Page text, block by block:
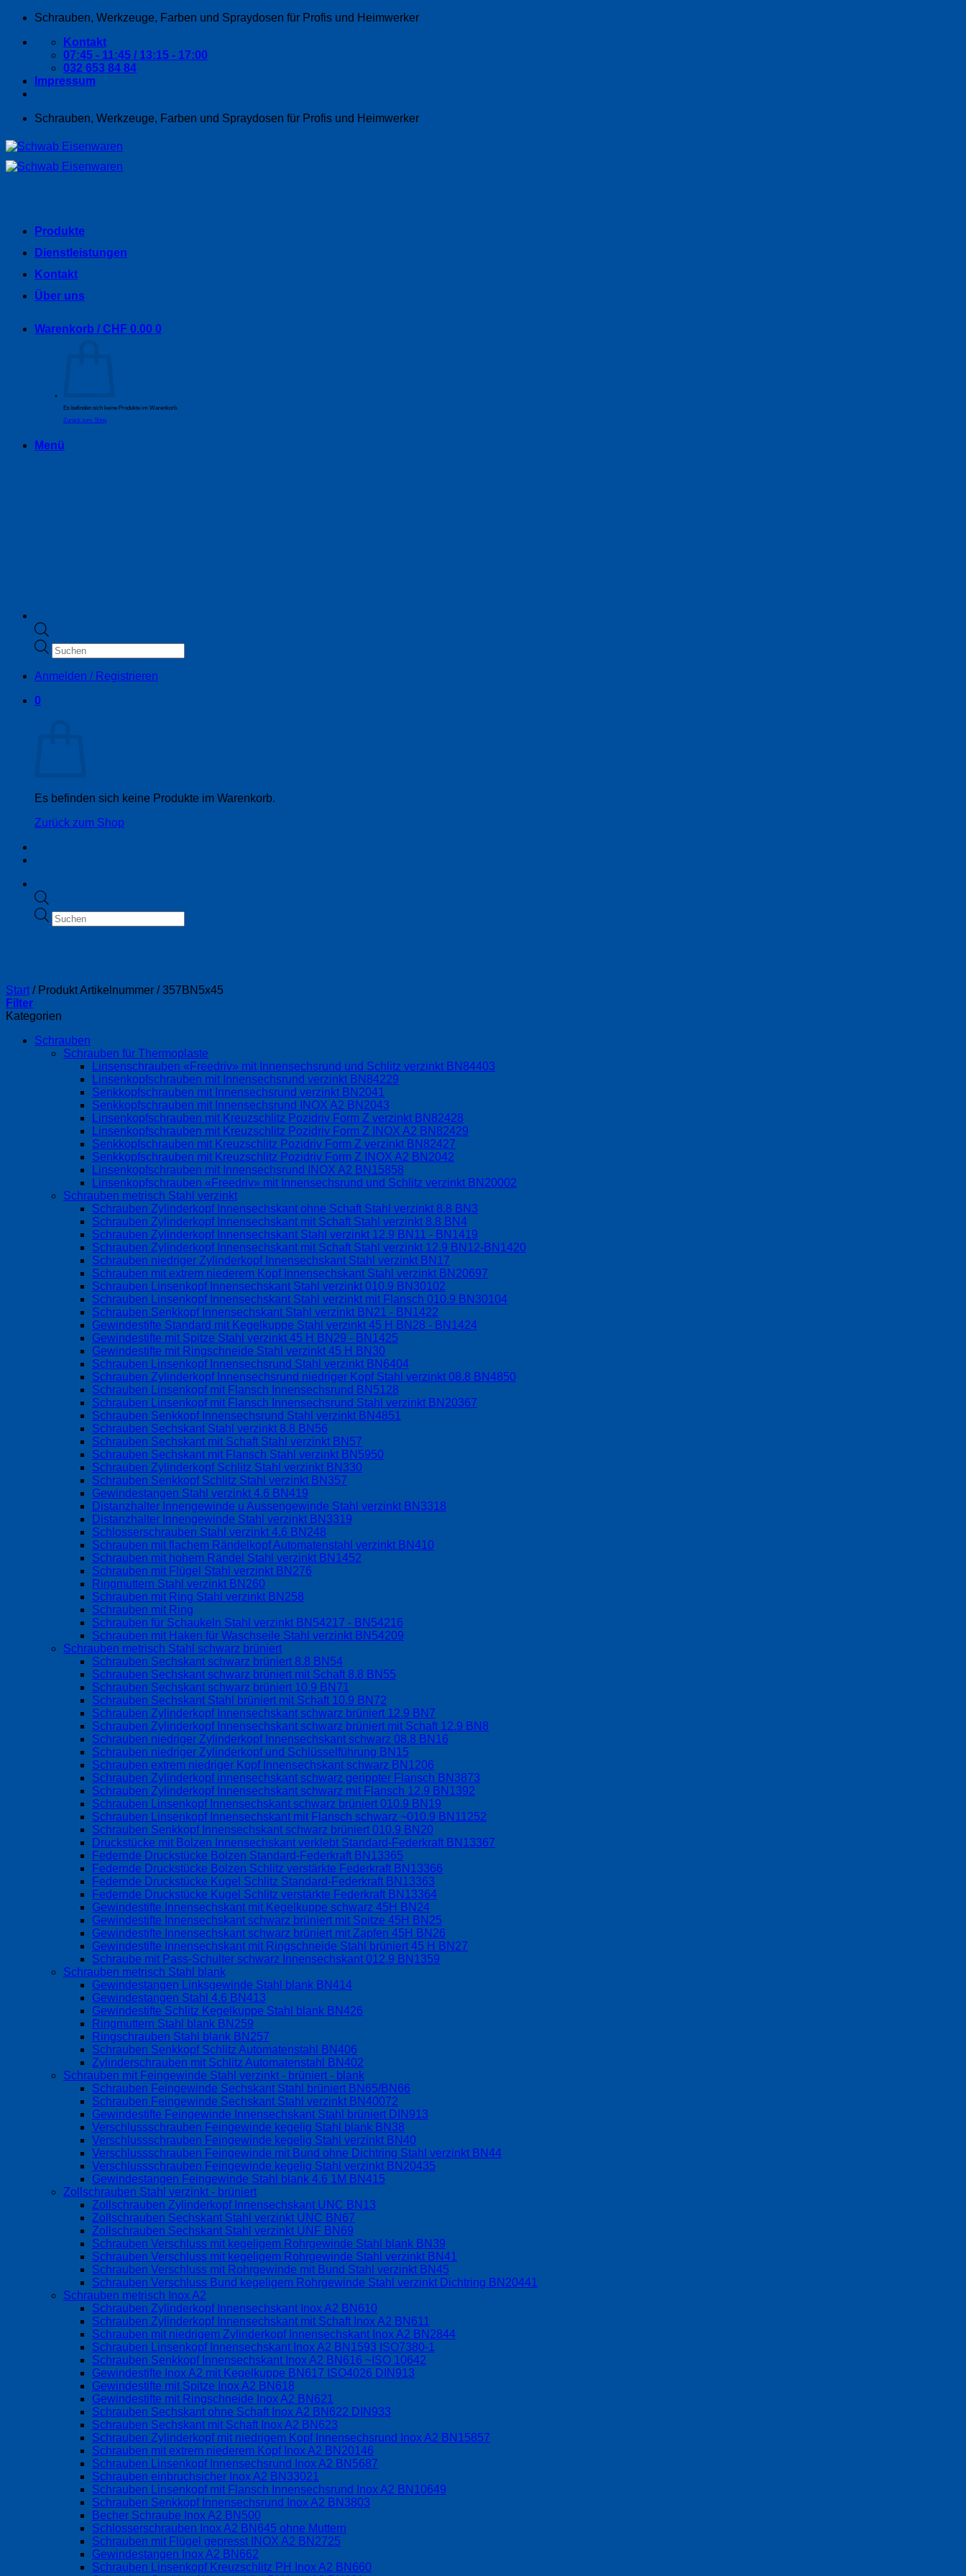
Zum
springen
Schrauben, Werkzeuge, Farben und Spraydosen für Profis und Heimwerker
Kontakt
07:45 - 11:45 / 13:15 - 17:00
032 653 84 84
Impressum
Schrauben, Werkzeuge, Farben und Spraydosen für Profis und Heimwerker
Products
search
Anmelden / Registrieren
0
Es befinden sich keine Produkte im Warenkorb.
Zurück zum Shop
Produkte
Dienstleistungen
Kontakt
Über uns
Warenkorb / CHF 0.00 0
Es befinden sich keine Produkte im Warenkorb.
Zurück zum Shop
Menü
Products
search
Start /Produkt Artikelnummer /357BN5x45
Filter
Kategorien
Schrauben
Schrauben für Thermoplaste
Linsenschrauben «Freedriv» mit Innensechsrund und Schlitz verzinkt BN84403
Linsenkopfschrauben mit Innensechsrund verzinkt BN84229
Senkkopfschrauben mit Innensechsrund verzinkt BN2041
Senkkopfschrauben mit Innensechsrund INOX A2 BN2043
Linsenkopfschrauben mit Kreuzschlitz Pozidriv Form Z verzinkt BN82428
Linsenkopfschrauben mit Kreuzschlitz Pozidriv Form Z INOX A2 BN82429
Senkkopfschrauben mit Kreuzschlitz Pozidriv Form Z verzinkt BN82427
Senkkopfschrauben mit Kreuzschlitz Pozidriv Form Z INOX A2 BN2042
Linsenkopfschrauben mit Innensechsrund INOX A2 BN15858
Linsenkopfschrauben «Freedriv» mit Innensechsrund und Schlitz verzinkt BN20002
Schrauben metrisch Stahl verzinkt
Schrauben Zylinderkopf Innensechskant ohne Schaft Stahl verzinkt 8.8 BN3
Schrauben Zylinderkopf Innensechskant mit Schaft Stahl verzinkt 8.8 BN4
Schrauben Zylinderkopf Innensechskant Stahl verzinkt 12.9 BN11 - BN1419
Schrauben Zylinderkopf Innensechskant mit Schaft Stahl verzinkt 12.9 BN12-BN1420
Schrauben niedriger Zylinderkopf Innensechskant Stahl verzinkt BN17
Schrauben mit extrem niederem Kopf Innensechskant Stahl verzinkt BN20697
Schrauben Linsenkopf Innensechskant Stahl verzinkt 010.9 BN30102
Schrauben Linsenkopf Innensechskant Stahl verzinkt mit Flansch 010.9 BN30104
Schrauben Senkkopf Innensechskant Stahl verzinkt BN21 - BN1422
Gewindestifte Standard mit Kegelkuppe Stahl verzinkt 45 H BN28 - BN1424
Gewindestifte mit Spitze Stahl verzinkt 45 H BN29 - BN1425
Gewindestifte mit Ringschneide Stahl verzinkt 45 H BN30
Schrauben Linsenkopf Innensechsrund Stahl verzinkt BN6404
Schrauben Zylinderkopf Innensechsrund niedriger Kopf Stahl verzinkt 08.8 BN4850
Schrauben Linsenkopf mit Flansch Innensechsrund BN5128
Schrauben Linsenkopf mit Flansch Innensechsrund Stahl verzinkt BN20367
Schrauben Senkkopf Innensechsrund Stahl verzinkt BN4851
Schrauben Sechskant Stahl verzinkt 8.8 BN56
Schrauben Sechskant mit Schaft Stahl verzinkt BN57
Schrauben Sechskant mit Flansch Stahl verzinkt BN5950
Schrauben Zylinderkopf Schlitz Stahl verzinkt BN330
Schrauben Senkkopf Schlitz Stahl verzinkt BN357
Gewindestangen Stahl verzinkt 4.6 BN419
Distanzhalter Innengewinde u Aussengewinde Stahl verzinkt BN3318
Distanzhalter Innengewinde Stahl verzinkt BN3319
Schlosserschrauben Stahl verzinkt 4.6 BN248
Schrauben mit flachem Rändelkopf Automatenstahl verzinkt BN410
Schrauben mit hohem Rändel Stahl verzinkt BN1452
Schrauben mit Flügel Stahl verzinkt BN276
Ringmuttern Stahl verzinkt BN260
Schrauben mit Ring Stahl verzinkt BN258
Schrauben mit Ring
Schrauben für Schaukeln Stahl verzinkt BN54217 - BN54216
Schrauben mit Haken für Waschseile Stahl verzinkt BN54209
Schrauben metrisch Stahl schwarz brüniert
Schrauben Sechskant schwarz brüniert 8.8 BN54
Schrauben Sechskant schwarz brüniert mit Schaft 8.8 BN55
Schrauben Sechskant schwarz brüniert 10.9 BN71
Schrauben Sechskant Stahl brüniert mit Schaft 10.9 BN72
Schrauben Zylinderkopf Innensechskant schwarz brüniert 12.9 BN7
Schrauben Zylinderkopf Innensechskant schwarz brüniert mit Schaft 12.9 BN8
Schrauben niedriger Zylinderkopf Innensechskant schwarz 08.8 BN16
Schrauben niedriger Zylinderkopf und Schlüsselführung BN15
Schrauben extrem niedriger Kopf Innensechskant schwarz BN1206
Schrauben Zylinderkopf innensechskant schwarz gerippter Flansch BN3873
Schrauben Zylinderkopf Innensechskant schwarz mit Flansch 12.9 BN1392
Schrauben Linsenkopf Innensechskant schwarz brüniert 010.9 BN19
Schrauben Linsenkopf Innensechskant mit Flansch schwarz ~010.9 BN11252
Schrauben Senkkopf Innensechskant schwarz brüniert 010.9 BN20
Druckstücke mit Bolzen Innensechskant verklebt Standard-Federkraft BN13367
Federnde Druckstücke Bolzen Standard-Federkraft BN13365
Federnde Druckstücke Bolzen Schlitz verstärkte Federkraft BN13366
Federnde Druckstücke Kugel Schlitz Standard-Federkraft BN13363
Federnde Druckstücke Kugel Schlitz verstärkte Federkraft BN13364
Gewindestifte Innensechskant mit Kegelkuppe schwarz 45H BN24
Gewindestifte Innensechskant schwarz brüniert mit Spitze 45H BN25
Gewindestifte Innensechskant schwarz brüniert mit Zapfen 45H BN26
Gewindestifte Innensechskant mit Ringschneide Stahl brüniert 45 H BN27
Schraube mit Pass-Schulter schwarz Innensechskant 012.9 BN1359
Schrauben metrisch Stahl blank
Gewindestangen Linksgewinde Stahl blank BN414
Gewindestangen Stahl 4.6 BN413
Gewindestifte Schlitz Kegelkuppe Stahl blank BN426
Ringmuttern Stahl blank BN259
Ringschrauben Stahl blank BN257
Schrauben Senkkopf Schlitz Automatenstahl BN406
Zylinderschrauben mit Schlitz Automatenstahl BN402
Schrauben mit Feingewinde Stahl verzinkt - brüniert - blank
Schrauben Feingewinde Sechskant Stahl brüniert BN65/BN66
Schrauben Feingewinde Sechskant Stahl verzinkt BN40072
Gewindestifte Feingewinde Innensechskant Stahl brüniert DIN913
Verschlussschrauben Feingewinde kegelig Stahl blank BN38
Verschlussschrauben Feingewinde kegelig Stahl verzinkt BN40
Verschlussschrauben Feingewinde mit Bund ohne Dichtring Stahl verzinkt BN44
Verschlussschrauben Feingewinde kegelig Stahl verzinkt BN20435
Gewindestangen Feingewinde Stahl blank 4.6 1M BN415
Zollschrauben Stahl verzinkt - brüniert
Zollschrauben Zylinderkopf Innensechskant UNC BN13
Zollschrauben Sechskant Stahl verzinkt UNC BN67
Zollschrauben Sechskant Stahl verzinkt UNF BN69
Schrauben Verschluss mit kegeligem Rohrgewinde Stahl blank BN39
Schrauben Verschluss mit kegeligem Rohrgewinde Stahl verzinkt BN41
Schrauben Verschluss mit Rohrgewinde mit Bund Stahl verzinkt BN45
Schrauben Verschluss Bund kegeligem Rohrgewinde Stahl verzinkt Dichtring BN20441
Schrauben metrisch Inox A2
Schrauben Zylinderkopf Innensechskant Inox A2 BN610
Schrauben Zylinderkopf Innensechskant mit Schaft Inox A2 BN611
Schrauben mit niedrigem Zylinderkopf Innensechskant Inox A2 BN2844
Schrauben Linsenkopf Innensechskant Inox A2 BN1593 ISO7380-1
Schrauben Senkkopf Innensechskant Inox A2 BN616 ~ISO 10642
Gewindestifte Inox A2 mit Kegelkuppe BN617 ISO4026 DIN913
Gewindestifte mit Spitze Inox A2 BN618
Gewindestifte mit Ringschneide Inox A2 BN621
Schrauben Sechskant ohne Schaft Inox A2 BN622 DIN933
Schrauben Sechskant mit Schaft Inox A2 BN623
Schrauben Zylinderkopf mit niedrigem Kopf Innensechsrund Inox A2 BN15857
Schrauben mit extrem niederem Kopf Inox A2 BN20146
Schrauben Linsenkopf Innensechsrund Inox A2 BN5687
Schrauben einbruchsicher Inox A2 BN33021
Schrauben Linsenkopf mit Flansch Innensechsrund Inox A2 BN10649
Schrauben Senkkopf Innensechsrund Inox A2 BN3803
Becher Schraube Inox A2 BN500
Schlosserschrauben Inox A2 BN645 ohne Muttern
Schrauben mit Flügel gepresst INOX A2 BN2725
Gewindestangen Inox A2 BN662
Schrauben Linsenkopf Kreuzschlitz PH Inox A2 BN660